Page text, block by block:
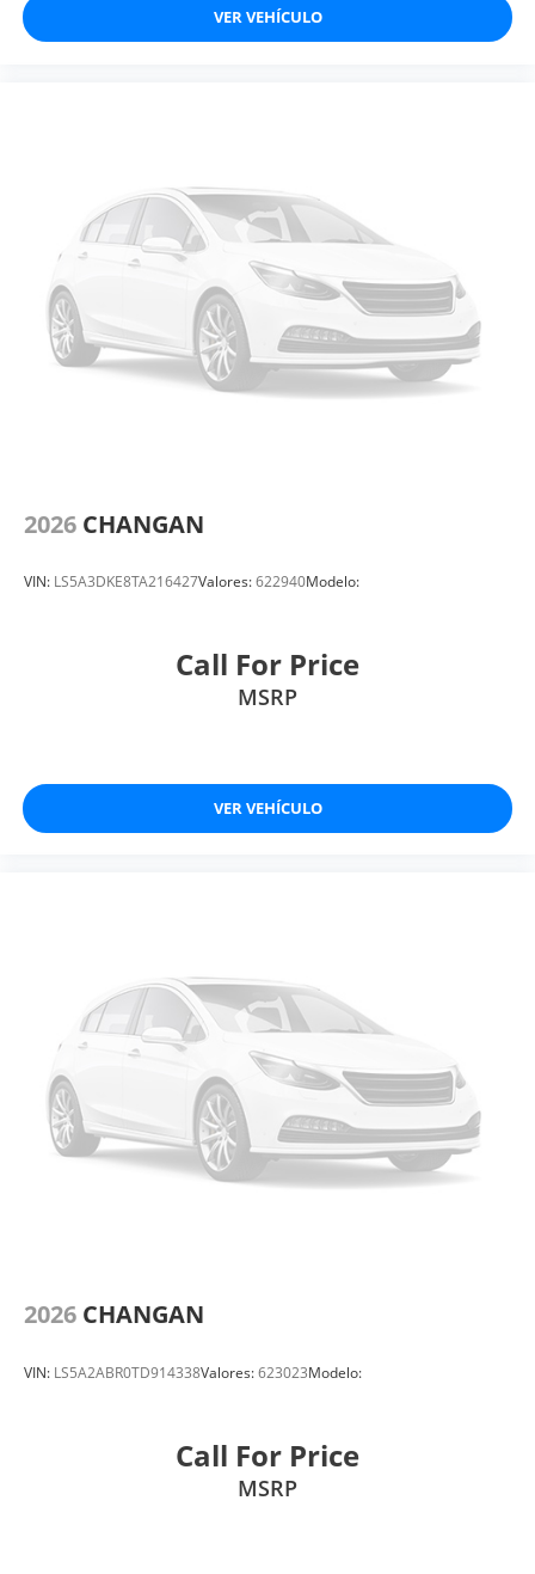
VER VEHÍCULO
2026 CHANGAN
VIN: LS5A3DKE8TA216427Valores:622940Modelo:
Call For Price
MSRP
VER VEHÍCULO
2026 CHANGAN
VIN: LS5A2ABR0TD914338Valores:623023Modelo:
Call For Price
MSRP